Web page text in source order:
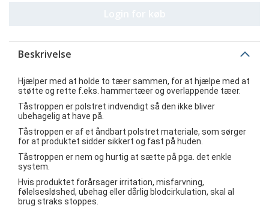
Beskrivelse
Hjælper med at holde to tæer sammen, for at hjælpe med at
støtte og rette f.eks. hammertæer og overlappende tæer.
Tåstroppen er polstret indvendigt så den ikke bliver
ubehagelig at have på.
Tåstroppen er af et åndbart polstret materiale, som sørger
for at produktet sidder sikkert og fast på huden.
Tåstroppen er nem og hurtig at sætte på pga. det enkle
system.
Hvis produktet forårsager irritation, misfarvning,
følelsesløshed, ubehag eller dårlig blodcirkulation, skal al
brug straks stoppes.